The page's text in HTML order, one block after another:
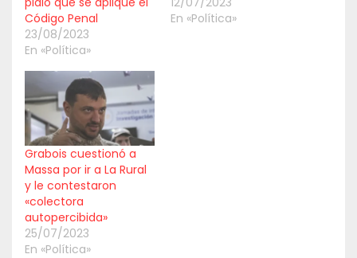
Código Penal
23/08/2023
En «Política»
En «Política»
Grabois cuestionó a
Massa por ir a La Rural
y le contestaron
«colectora
autopercibida»
25/07/2023
En «Política»